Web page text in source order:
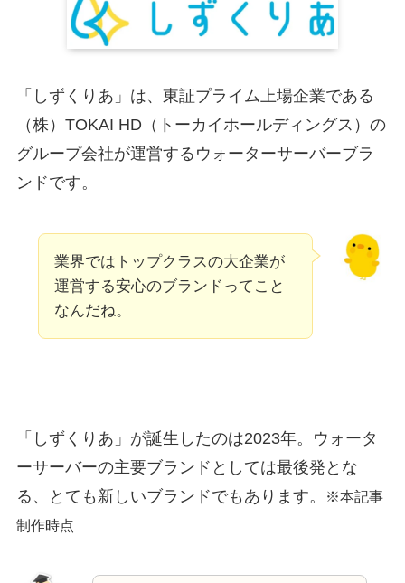
「しずくりあ」は、東証プライム上場企業である
（株）TOKAI HD（トーカイホールディングス）の
グループ会社が運営するウォーターサーバーブラ
ンドです。
業界ではトップクラスの大企業が
運営する安心のブランドってこと
なんだね。
「しずくりあ」が誕生したのは2023年。ウォータ
ーサーバーの主要ブランドとしては最後発とな
る、とても新しいブランドでもあります。
※本記事
制作時点